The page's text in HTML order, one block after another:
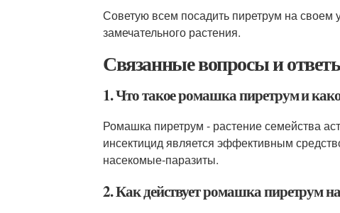
Советую всем посадить пиретрум на своем
замечательного растения.
Связанные вопросы и
1. Что такое ромашка пиретрум и
Ромашка пиретрум - растение семейства
инсектицид является эффективным
насекомые-паразиты.
2. Как действует ромашка пиретрум